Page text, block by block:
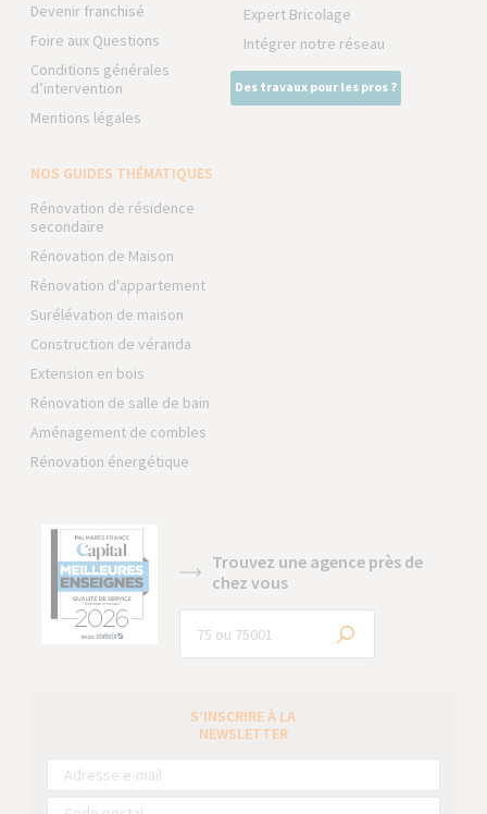
Devenir franchisé
Foire aux Questions
Conditions générales
d’intervention
Mentions légales
Expert Bricolage
Intégrer notre réseau
Des travaux pour les pros ?
NOS GUIDES THÉMATIQUES
Rénovation de résidence
secondaire
Rénovation de Maison
Rénovation d'appartement
Surélévation de maison
Construction de véranda
Extension en bois
Rénovation de salle de bain
Aménagement de combles
Rénovation énergétique
Trouvez une agence près de
chez vous
S’INSCRIRE À LA
NEWSLETTER